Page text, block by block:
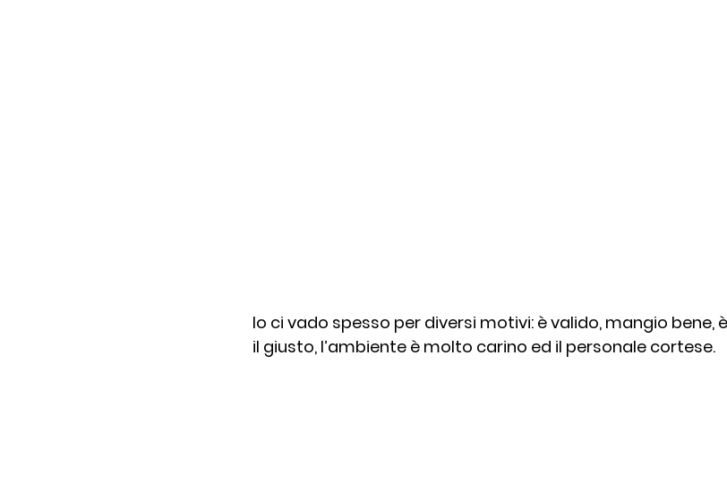
Io ci vado spesso per diversi motivi: è valido, mangio bene,
il giusto, l’ambiente è molto carino ed il personale cortese.